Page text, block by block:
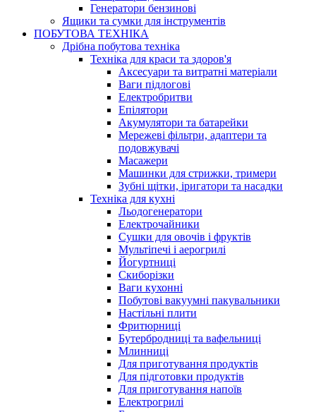
Генератори бензинові
Ящики та сумки для інструментів
ПОБУТОВА ТЕХНІКА
Дрібна побутова техніка
Техніка для краси та здоров'я
Аксесуари та витратні матеріали
Ваги підлогові
Електробритви
Епілятори
Акумулятори та батарейки
Мережеві фільтри, адаптери та
подовжувачі
Масажери
Машинки для стрижки, тримери
Зубні щітки, іригатори та насадки
Техніка для кухні
Льодогенератори
Електрочайники
Сушки для овочів і фруктів
Мультіпечі і аерогрилі
Йогуртниці
Скиборізки
Ваги кухонні
Побутові вакуумні пакувальники
Настільні плити
Фритюрниці
Бутербродниці та вафельниці
Млинниці
Для приготування продуктів
Для підготовки продуктів
Для приготування напоїв
Електрогрилі